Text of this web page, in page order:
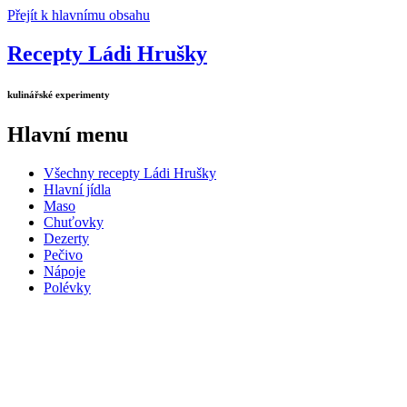
Přejít k hlavnímu obsahu
Recepty Ládi Hrušky
kulinářské experimenty
Hlavní menu
Všechny recepty Ládi Hrušky
Hlavní jídla
Maso
Chuťovky
Dezerty
Pečivo
Nápoje
Polévky